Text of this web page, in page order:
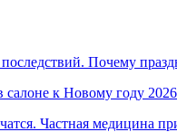
Почему
к Новому году
Частная медицина